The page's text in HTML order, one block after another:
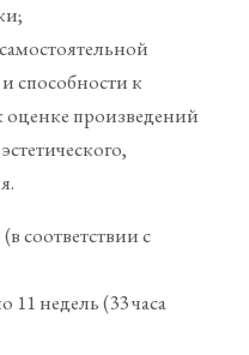
способности к
оценке произведений
соответствии с
11 недель (33 часа